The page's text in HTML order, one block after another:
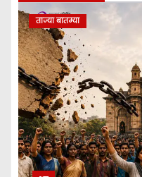
ताज्या बातम्या